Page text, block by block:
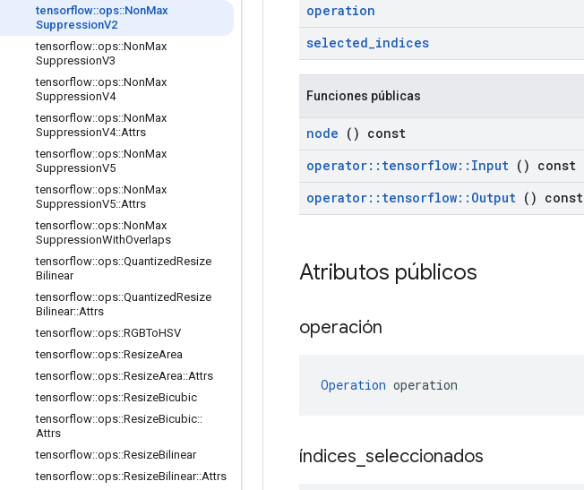
tensorflow::ops::NonMax
SuppressionV2
tensorflow::ops::NonMax
SuppressionV3
tensorflow::ops::NonMax
SuppressionV4
tensorflow::ops::NonMax
SuppressionV4::Attrs
tensorflow::ops::NonMax
SuppressionV5
tensorflow::ops::NonMax
SuppressionV5::Attrs
tensorflow::ops::NonMax
SuppressionWithOverlaps
tensorflow::ops::QuantizedResize
Bilinear
tensorflow::ops::QuantizedResize
Bilinear::Attrs
tensorflow::ops::RGBToHSV
tensorflow::ops::ResizeArea
tensorflow::ops::ResizeArea::Attrs
tensorflow::ops::ResizeBicubic
tensorflow::ops::ResizeBicubic::
Attrs
tensorflow::ops::ResizeBilinear
tensorflow::ops::ResizeBilinear::Attrs
operation
selected_indices
Funciones públicas
node () const
operator:: tensorflow:: Input () const
operator:: tensorflow:: Output () const
Atributos públicos
operación
Operation operation
índices seleccionados